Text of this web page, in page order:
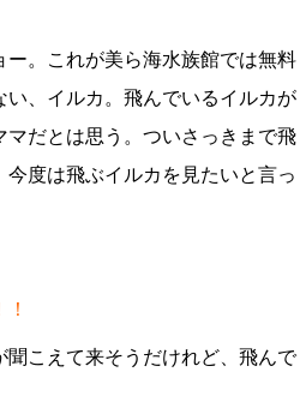
ー。これが美ら海水族館では無料
い、イルカ。飛んでいるイルカが
マだとは思う。ついさっきまで飛
度は飛ぶイルカを見たいと言っ
こえて来そうだけれど、飛んで